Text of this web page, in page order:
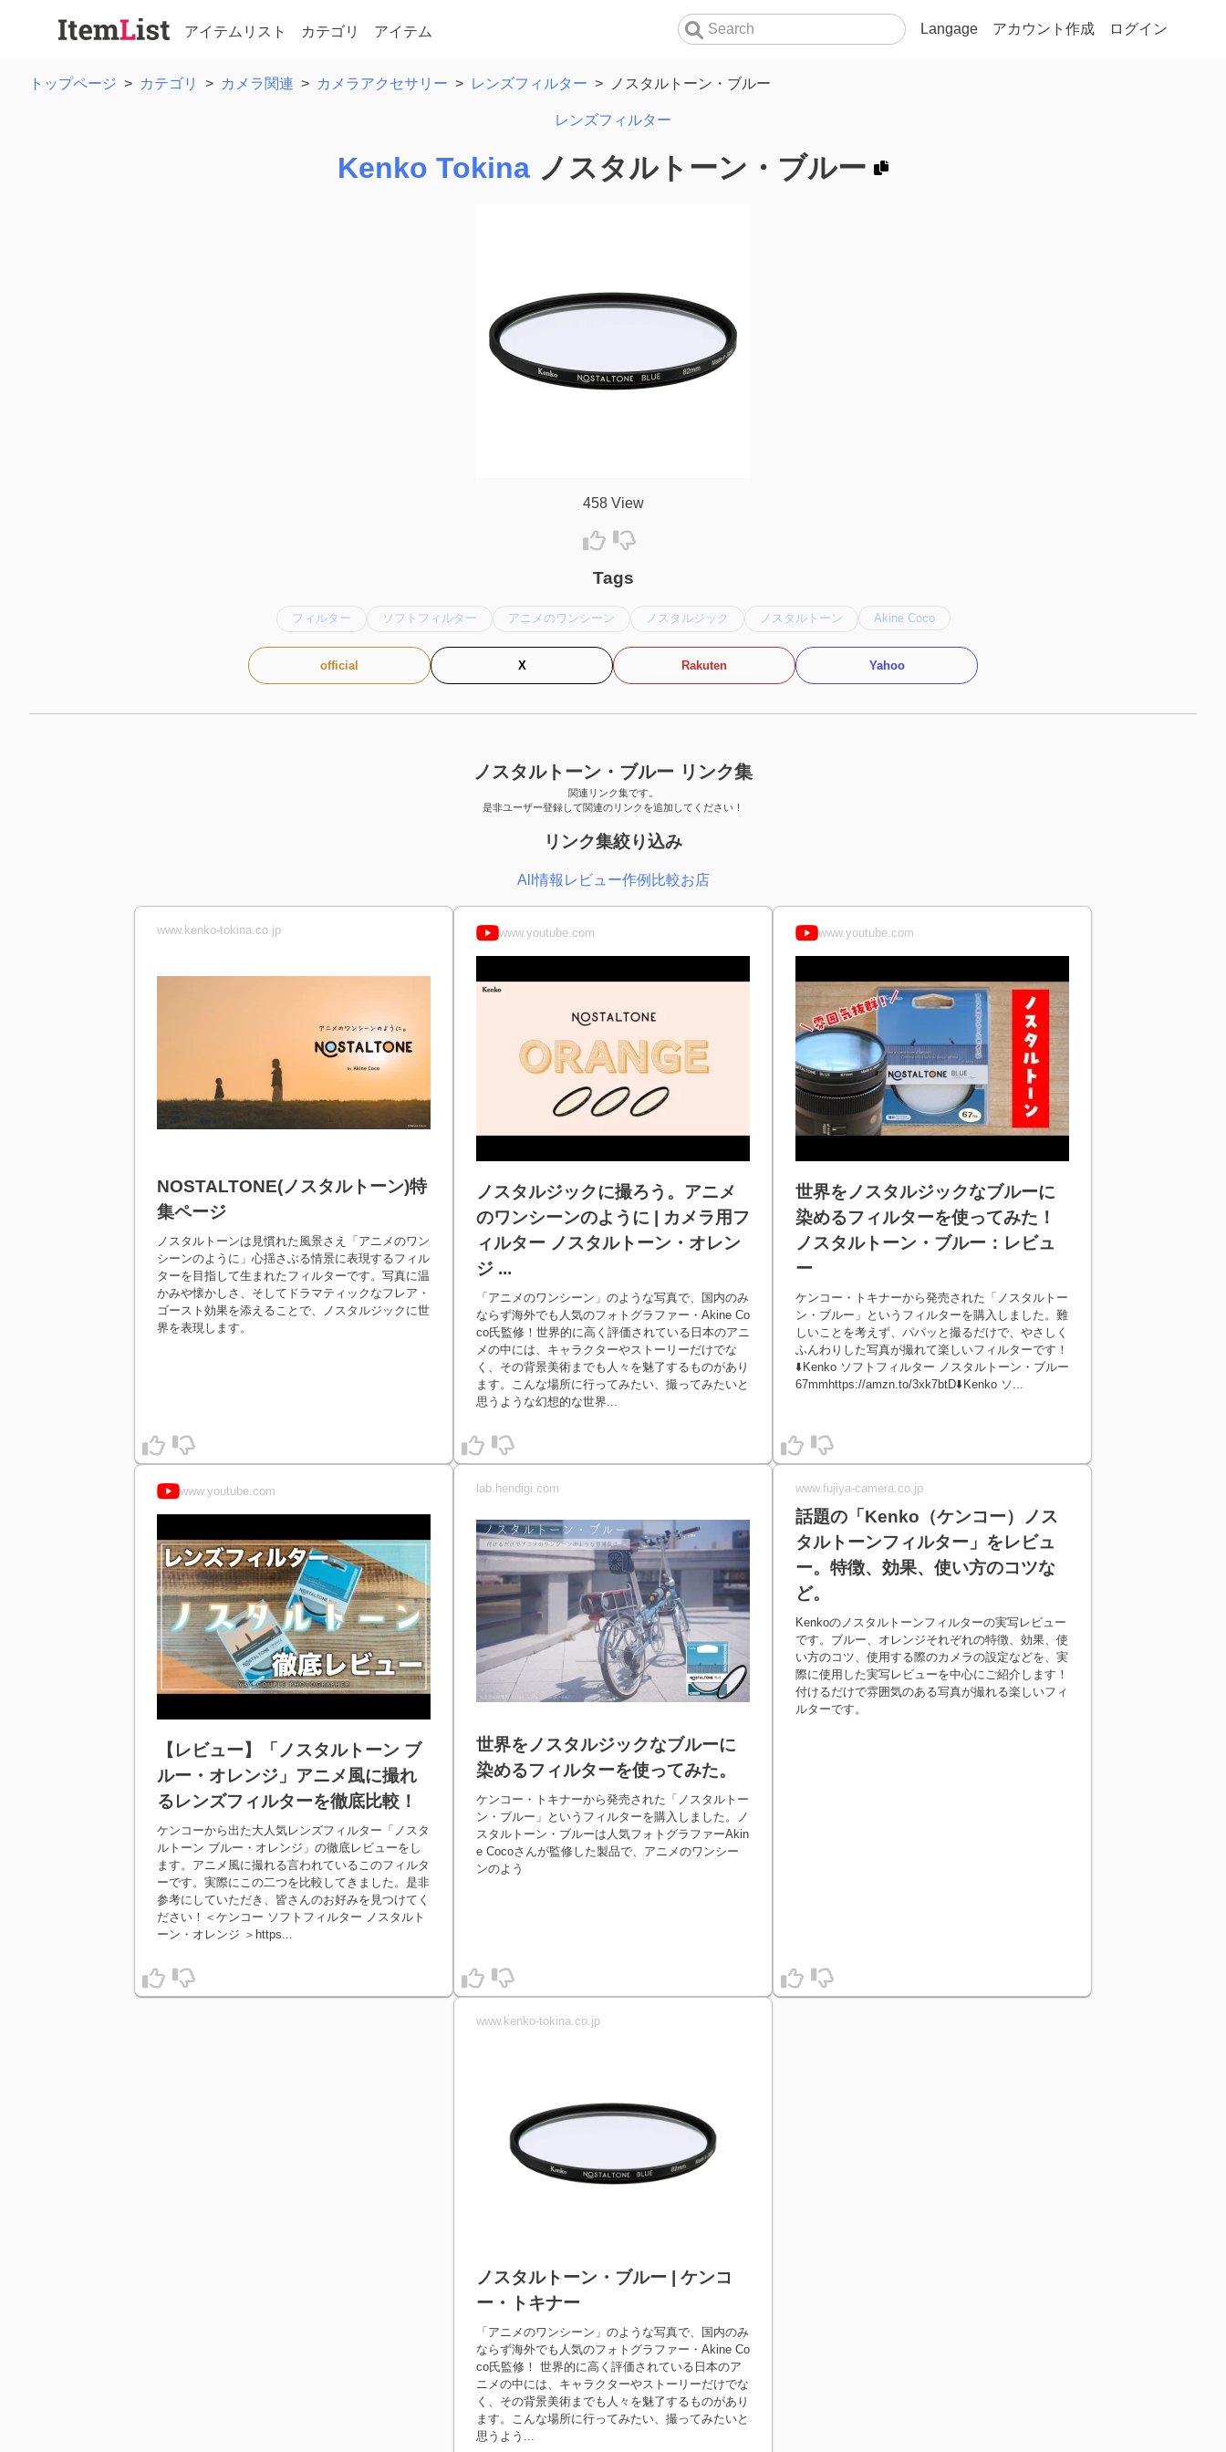
アイテムリスト カテゴリ アイテム Langage アカウント作成 ログイン
トップページ > カテゴリ > カメラ関連 > カメラアクセサリー > レンズフィルター > ノスタルトーン・ブルー
レンズフィルター
Kenko Tokina ノスタルトーン・ブルー
458 View
Tags
フィルター ソフトフィルター アニメのワンシーン ノスタルジック ノスタルトーン Akine Coco
official X Rakuten Yahoo
ノスタルトーン・ブルー リンク集
関連リンク集です。
是非ユーザー登録して関連のリンクを追加してください！
リンク集絞り込み
All情報 レビュー作例 比較お店
www.kenko-tokina.co.jp
NOSTALTONE(ノスタルトーン)特
集ページ
ノスタルトーンは見慣れた風景さえ「アニメのワン
シーンのように」心揺さぶる情景に表現するフィル
ターを目指して生まれたフィルターです。写真に温
かみや懐かしさ、そしてドラマティックなフレア・
ゴースト効果を添えることで、ノスタルジックに世
界を表現します。
www.youtube.com
ノスタルジックに撮ろう。アニメ
のワンシーンのように | カメラ用フ
ィルター ノスタルトーン・オレン
ジ ...
「アニメのワンシーン」のような写真で、国内のみ
ならず海外でも人気のフォトグラファー・Akine Co
co氏監修！世界的に高く評価されている日本のアニ
メの中には、キャラクターやストーリーだけでな
く、その背景美術までも人々を魅了するものがあり
ます。こんな場所に行ってみたい、撮ってみたいと
思うような幻想的な世界...
www.youtube.com
世界をノスタルジックなブルーに
染めるフィルターを使ってみた！
ノスタルトーン・ブルー：レビュ
ー
ケンコー・トキナーから発売された「ノスタルトー
ン・ブルー」というフィルターを購入しました。難
しいことを考えず、パパッと撮るだけで、やさしく
ふんわりした写真が撮れて楽しいフィルターです！
⬇️Kenko ソフトフィルター ノスタルトーン・ブルー
67mmhttps://amzn.to/3xk7btD⬇️Kenko ソ...
www.youtube.com
【レビュー】「ノスタルトーン ブ
ルー・オレンジ」アニメ風に撮れ
るレンズフィルターを徹底比較！
ケンコーから出た大人気レンズフィルター「ノスタ
ルトーン ブルー・オレンジ」の徹底レビューをし
ます。アニメ風に撮れる言われているこのフィルタ
ーです。実際にこの二つを比較してきました。是非
参考にしていただき、皆さんのお好みを見つけてく
ださい！＜ケンコー ソフトフィルター ノスタルト
ーン・オレンジ ＞https...
lab.hendigi.com
世界をノスタルジックなブルーに
染めるフィルターを使ってみた。
ケンコー・トキナーから発売された「ノスタルトー
ン・ブルー」というフィルターを購入しました。ノ
スタルトーン・ブルーは人気フォトグラファーAkin
e Cocoさんが監修した製品で、アニメのワンシー
ンのよう
www.fujiya-camera.co.jp
話題の「Kenko（ケンコー）ノス
タルトーンフィルター」をレビュ
ー。特徴、効果、使い方のコツな
ど。
Kenkoのノスタルトーンフィルターの実写レビュー
です。ブルー、オレンジそれぞれの特徴、効果、使
い方のコツ、使用する際のカメラの設定などを、実
際に使用した実写レビューを中心にご紹介します！
付けるだけで雰囲気のある写真が撮れる楽しいフィ
ルターです。
www.kenko-tokina.co.jp
ノスタルトーン・ブルー | ケンコ
ー・トキナー
「アニメのワンシーン」のような写真で、国内のみ
ならず海外でも人気のフォトグラファー・Akine Co
co氏監修！ 世界的に高く評価されている日本のア
ニメの中には、キャラクターやストーリーだけでな
く、その背景美術までも人々を魅了するものがあり
ます。こんな場所に行ってみたい、撮ってみたいと
思うよう...